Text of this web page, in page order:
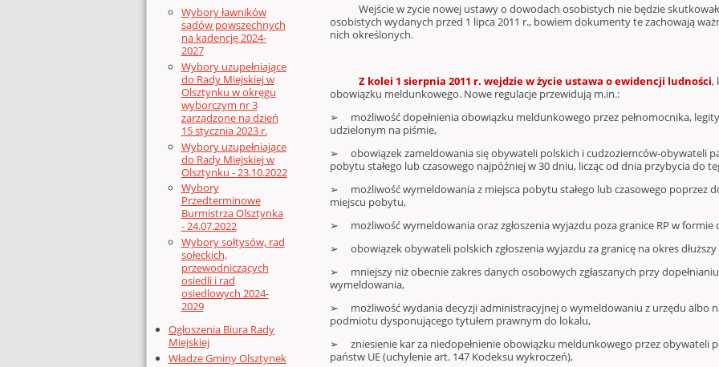
Wybory ławników
sądów powszechnych
na kadencję 2024-
2027
Wybory uzupełniające
do Rady Miejskiej w
Olsztynku w okręgu
wyborczym nr 3
zarządzone na dzień
15 stycznia 2023 r.
Wybory uzupełniające
do Rady Miejskiej w
Olsztynku - 23.10.2022
Wybory
Przedterminowe
Burmistrza Olsztynka
- 24.07.2022
Wybory sołtysów, rad
sołeckich,
przewodniczących
osiedli i rad
osiedlowych 2024-
2029
Ogłoszenia Biura Rady
Miejskiej
Władze Gminy Olsztynek
Wejście w życie nowej ustawy o dowodach osobistych nie będzie
osobistych wydanych przed 1 lipca 2011 r., bowiem dokumenty te zachowają
nich określonych.
Z kolei 1 sierpnia 2011 r.wejdzie w życie ustawa o ewidencji ludności,
obowiązku meldunkowego. Nowe regulacje przewidują m.in.:
➢ możliwość dopełnienia obowiązku meldunkowego przez pełnomocnika,
udzielonym na piśmie,
➢ obowiązek zameldowania się obywateli polskich i cudzoziemców-obywateli
pobytu stałego lub czasowego najpóźniej w 30 dniu, licząc od dnia przybycia do
➢ możliwość wymeldowania z miejsca pobytu stałego lub czasowego poprzez
miejscu pobytu,
➢ możliwość wymeldowania oraz zgłoszenia wyjazdu poza granice RP w
➢ obowiązek obywateli polskich zgłoszenia wyjazdu za granicę na okres dłuższy
➢ mniejszy niż obecnie zakres danych osobowych zgłaszanych przy
wymeldowania,
➢ możliwość wydania decyzji administracyjnej o wymeldowaniu z urzędu albo
podmiotu dysponującego tytułem prawnym do lokalu,
➢ zniesienie kar za niedopełnienie obowiązku meldunkowego przez obywateli
państw UE (uchylenie art. 147 Kodeksu wykroczeń),